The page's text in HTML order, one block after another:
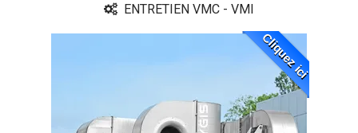
ENTRETIEN VMC - VMI
Cliquez ici